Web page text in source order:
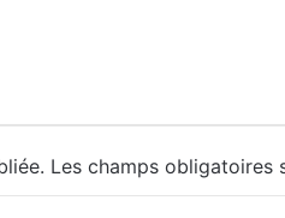
Les champs obligatoires